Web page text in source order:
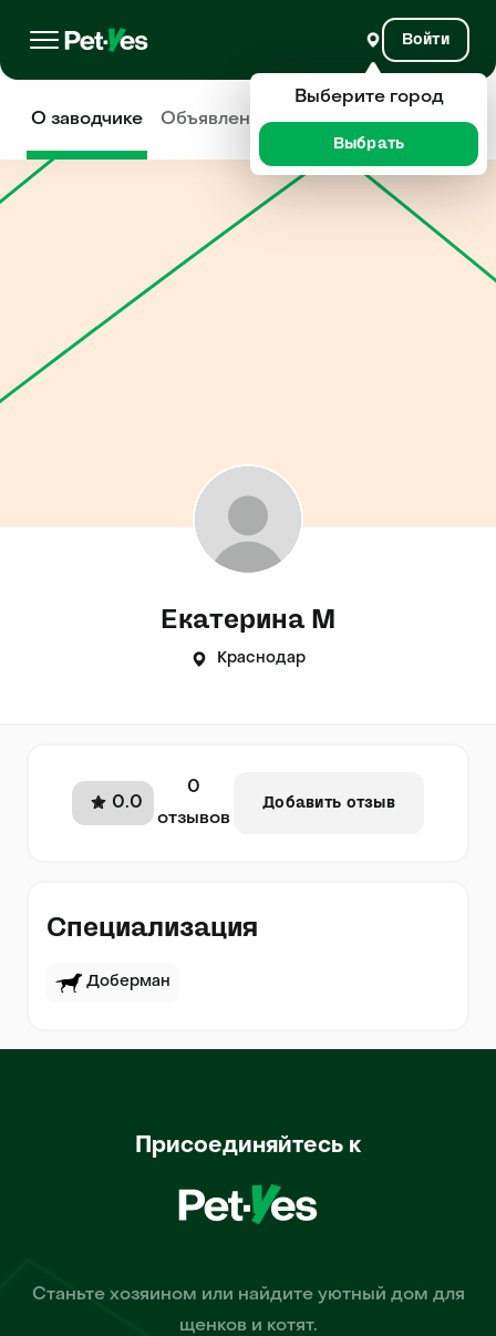
Войти
О заводчике Объявления Отзывы
Екатерина М
Краснодар
0.0
0
отзывов
Добавить отзыв
Специализация
Доберман
Присоединяйтесь к
Станьте хозяином или найдите уютный дом для
щенков и котят.
Выберите город
Выбрать